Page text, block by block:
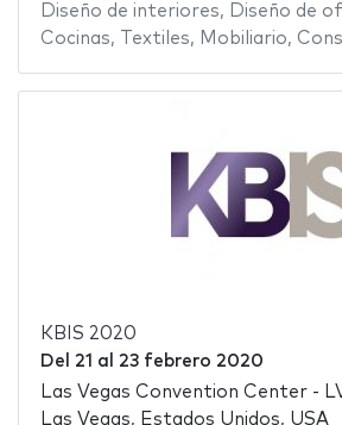
Diseño de interiores, Diseño de
Cocinas, Textiles, Mobiliario,
KBIS 2020
Del 21 al 23 febrero 2020
Las Vegas Convention Center -
Las Vegas, Estados Unidos, USA